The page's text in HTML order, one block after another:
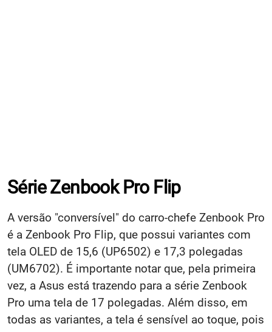
Série Zenbook Pro Flip
A versão "conversível" do carro-chefe Zenbook Pro
é a Zenbook Pro Flip, que possui variantes com
tela OLED de 15,6 (UP6502) e 17,3 polegadas
(UM6702). É importante notar que, pela primeira
vez, a Asus está trazendo para a série Zenbook
Pro uma tela de 17 polegadas. Além disso, em
todas as variantes, a tela é sensível ao toque, pois